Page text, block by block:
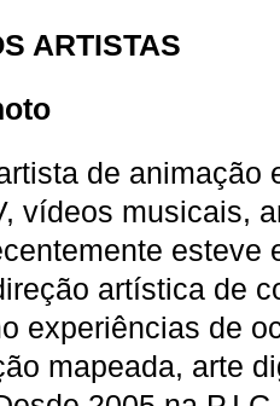
ARTISTAS
de animação
vídeos musicais,
esteve
artística de
experiências de
mapeada, arte